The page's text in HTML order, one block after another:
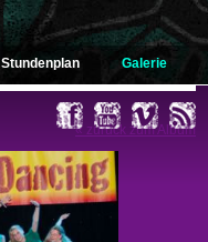
Stundenplan Galerie
« zurück zum Album